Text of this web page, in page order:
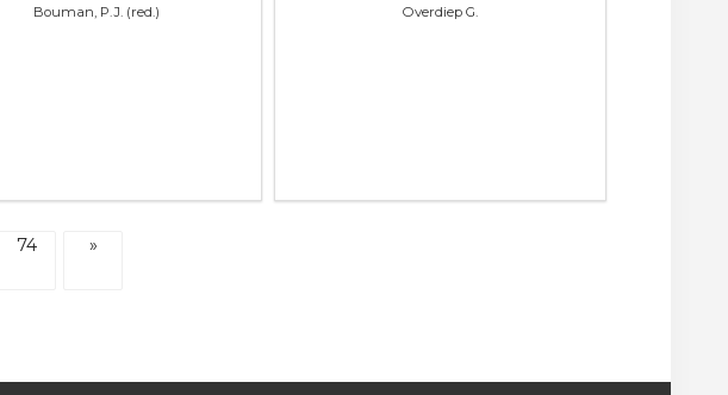
Bouman, P.J. (red.) Overdiep G.
74 »